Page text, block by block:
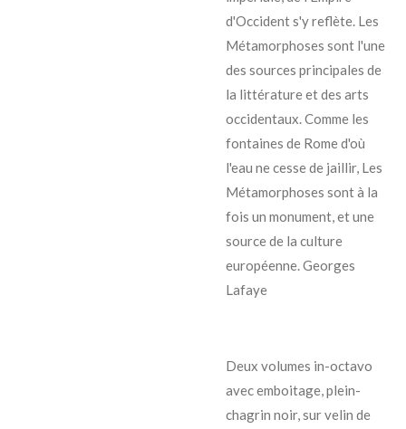
d'Occident s'y reflète. Les
Métamorphoses sont l'une
des sources principales de
la littérature et des arts
occidentaux. Comme les
fontaines de Rome d'où
l'eau ne cesse de jaillir, Les
Métamorphoses sont à la
fois un monument, et une
source de la culture
européenne. Georges
Lafaye
Deux volumes in-octavo
avec emboitage, plein-
chagrin noir, sur velin de